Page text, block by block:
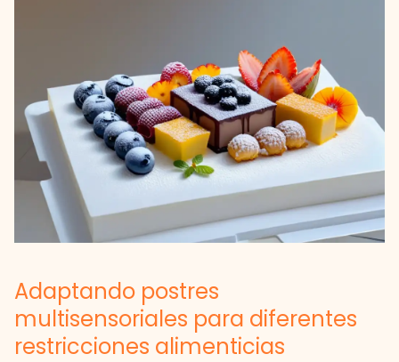
Adaptando postres
multisensoriales para diferentes
restricciones alimenticias